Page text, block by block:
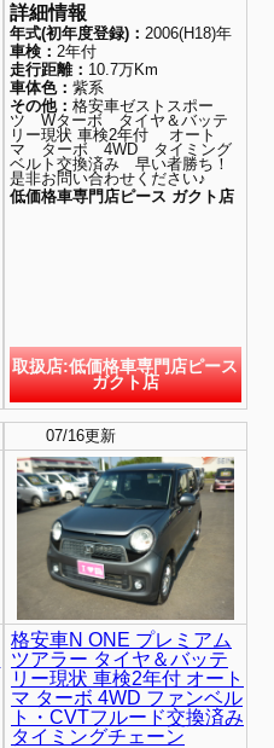
詳細情報
年式(初年度登録)： 2006(H18)年
車検： 2年付
走行距離： 10.7万Km
車体色： 紫系
その他： 格安車ゼストスポー
ツ Wターボ タイヤ＆バッテ
リー現状 車検2年付 オート
マ ターボ 4WD タイミング
ベルト交換済み 早い者勝ち！
是非お問い合わせください♪
低価格車専門店ピース ガクト店
取扱店:低価格車専門店ピース
ガクト店
07/16更新
格安車N ONE プレミアム
ツアラー タイヤ＆バッテ
リー現状 車検2年付 オート
マ ターボ 4WD ファンベル
ト・CVTフルード交換済み
タイミングチェーン